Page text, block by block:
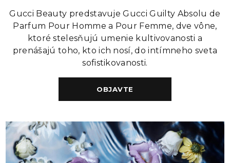
Gucci Beauty predstavuje Gucci Guilty Absolu de
Parfum Pour Homme a Pour Femme, dve vône,
ktoré stelesňujú umenie kultivovanosti a
prenášajú toho, kto ich nosí, do intímneho sveta
sofistikovanosti.
OBJAVTE